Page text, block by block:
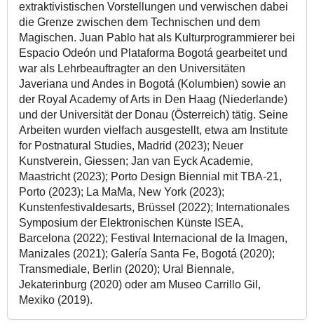
extraktivistischen Vorstellungen und verwischen dabei
die Grenze zwischen dem Technischen und dem
Magischen. Juan Pablo hat als Kulturprogrammierer bei
Espacio Odeón und Plataforma Bogotá gearbeitet und
war als Lehrbeauftragter an den Universitäten
Javeriana und Andes in Bogotá (Kolumbien) sowie an
der Royal Academy of Arts in Den Haag (Niederlande)
und der Universität der Donau (Österreich) tätig. Seine
Arbeiten wurden vielfach ausgestellt, etwa am Institute
for Postnatural Studies, Madrid (2023); Neuer
Kunstverein, Giessen; Jan van Eyck Academie,
Maastricht (2023); Porto Design Biennial mit TBA-21,
Porto (2023); La MaMa, New York (2023);
Kunstenfestivaldesarts, Brüssel (2022); Internationales
Symposium der Elektronischen Künste ISEA,
Barcelona (2022); Festival Internacional de la Imagen,
Manizales (2021); Galería Santa Fe, Bogotá (2020);
Transmediale, Berlin (2020); Ural Biennale,
Jekaterinburg (2020) oder am Museo Carrillo Gil,
Mexiko (2019).